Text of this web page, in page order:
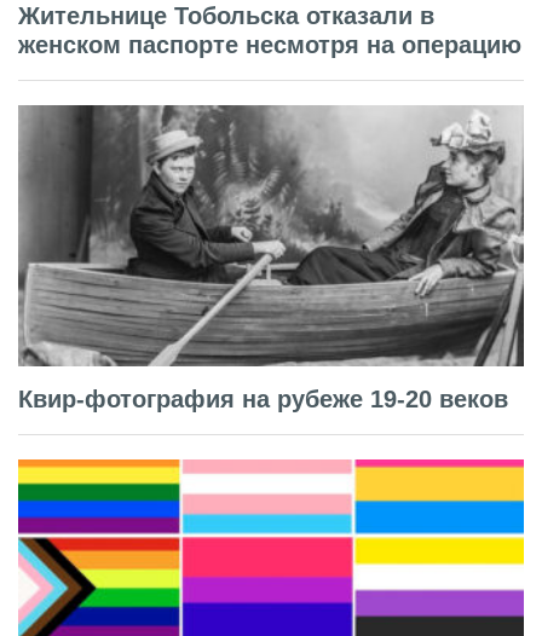
Жительнице Тобольска отказали в
женском паспорте несмотря на операцию
Квир-фотография на рубеже 19-20 веков